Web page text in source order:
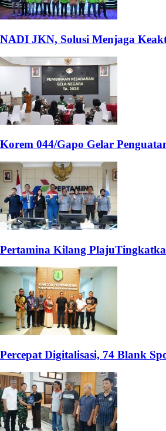
NADI JKN, Solusi Menjaga
Korem 044/Gapo Gelar
Pertamina Kilang
Percepat Digitalisasi, 74 Blank